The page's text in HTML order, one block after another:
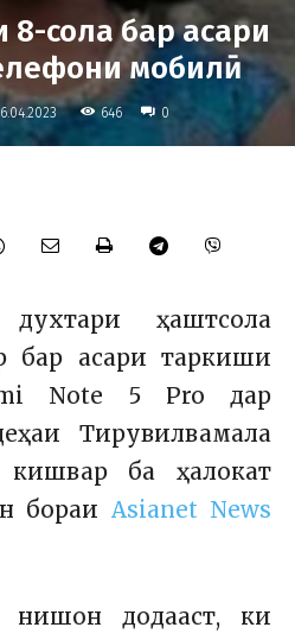
8-сола бар асари
мобилӣ
646 0
ҳаштсола
бар асари таркиши
Note 5 Pro дар
Тирувилвамала
ба ҳалокат
бораи Asianet News
нишон додааст, ки